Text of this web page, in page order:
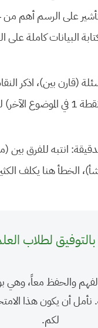
على الرسم أهم من
البيانات كاملة على
(قارن بين)، اذكر
(نقطة 1 تقابلها نقطة 1 في
انتبه للفرق بين
الخطأ هنا يكلف
لطلاب
الفهم والحفظ معاً، وهي
نأمل أن يكون هذا
لكم.